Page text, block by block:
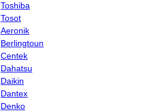
Toshiba
Tosot
Aeronik
Berlingtoun
Centek
Dahatsu
Daikin
Dantex
Denko